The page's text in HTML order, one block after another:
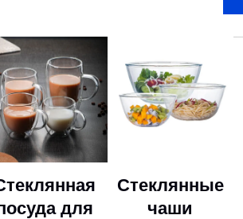
для
Стеклянные
чаши